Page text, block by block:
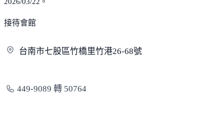
接待會館
台南市七股區竹橋里竹港26-68號
449-9089 轉 50764